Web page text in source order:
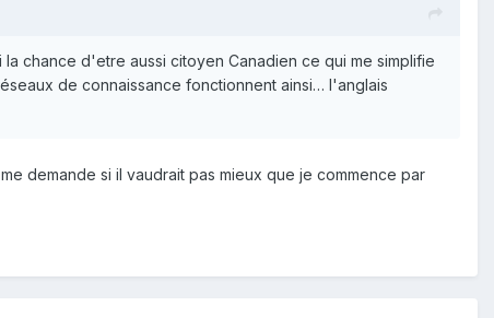
chance d'etre aussi citoyen Canadien ce qui me simplifie
de connaissance fonctionnent ainsi… l'anglais
demande si il vaudrait pas mieux que je commence par